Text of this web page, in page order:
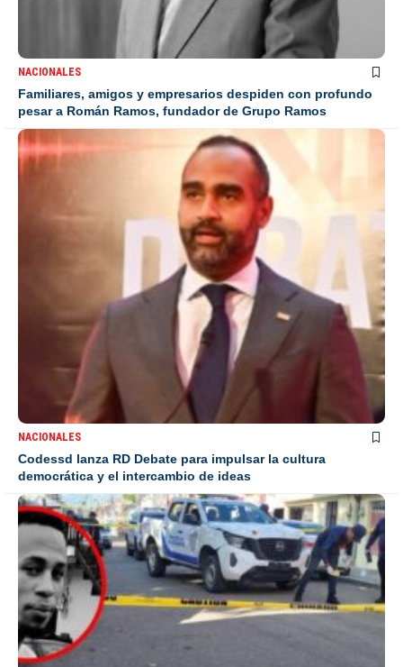
NACIONALES
Familiares, amigos y empresarios despiden con profundo
pesar a Román Ramos, fundador de Grupo Ramos
NACIONALES
Codessd lanza RD Debate para impulsar la cultura
democrática y el intercambio de ideas